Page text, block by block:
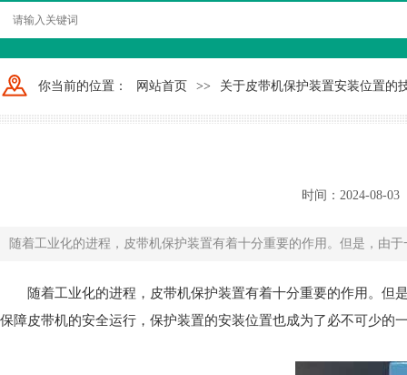
你当前的位置： 网站首页 >> 关于皮带机保护装置安装位置的
时间：2024-08-03
随着工业化的进程，皮带机保护装置有着十分重要的作用。但是，由
随着工业化的进程，皮带机保护装置有着十分重要的作用。
保障皮带机的安全运行，保护装置的安装位置也成为了必不可少